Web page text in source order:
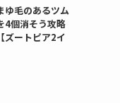
ゆ毛のあるツム
4個消そう攻略
ズートピア2イ